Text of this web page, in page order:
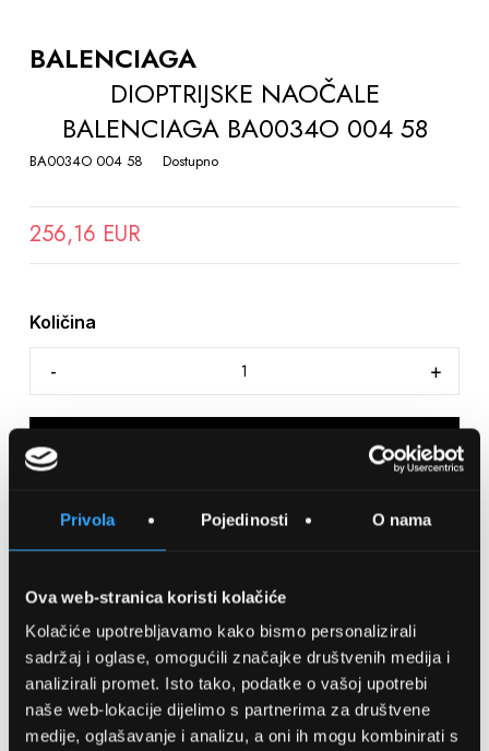
Privola Pojedinosti O nama
Ova web-stranica koristi kolačiće
Kolačiće upotrebljavamo kako bismo personalizirali
sadržaj i oglase, omogućili značajke društvenih medija i
analizirali promet. Isto tako, podatke o vašoj upotrebi
naše web-lokacije dijelimo s partnerima za društvene
medije, oglašavanje i analizu, a oni ih mogu kombinirati s
THE
BEGINNING
GALLERY
BALENCIAGA
DIOPTRIJSKE NAOČALE
BALENCIAGA BA0034O 004 58
BA0034O 004 58 Dostupno
256,16 EUR
Količina
SPREMITE NA LISTU ŽELJA
Detalji
Podijeli s prijateljima